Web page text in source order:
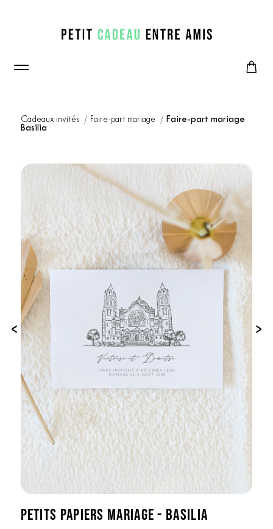
Cadeaux invités Faire-part mariage
Faire-part mariage
Basilia
‹ ›
PETITS PAPIERS MARIAGE - BASILIA